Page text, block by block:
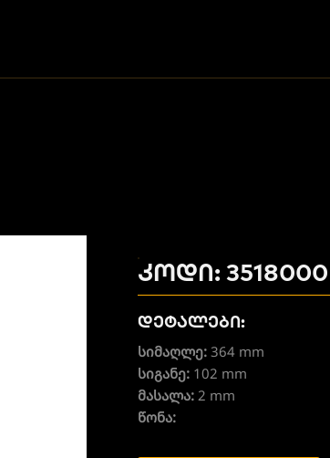
კოდი: 3518000
დეტალები:
სიმაღლე:364 mm
სიგანე:102 mm
მასალა:2 mm
წონა: